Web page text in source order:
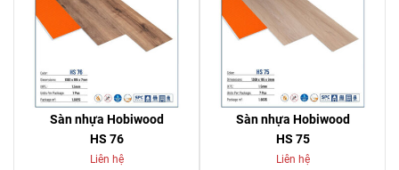
Sàn nhựa Hobiwood
HS 76
Liên hệ
Sàn nhựa Hobiwood
HS 75
Liên hệ